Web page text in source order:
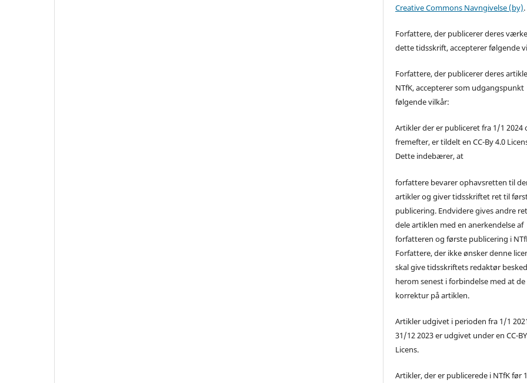
Creative Commons Navngivelse (by).
Forfattere, der publicerer deres
dette tidsskrift, accepterer følgende
Forfattere, der publicerer deres
NTfK, accepterer som udgangspunkt
følgende vilkår:
Artikler der er publiceret fra 1/1 2024
fremefter, er tildelt en CC-By 4.0
Dette indebærer, at
forfattere bevarer ophavsretten til
artikler og giver tidsskriftet ret til
publicering. Endvidere gives andre
dele artiklen med en anerkendelse af
forfatteren og første publicering i
Forfattere, der ikke ønsker denne
skal give tidsskriftets redaktør besked
herom senest i forbindelse med at
korrektur på artiklen.
Artikler udgivet i perioden fra 1/1
31/12 2023 er udgivet under en CC-
Licens.
Artikler, der er publicerede i NTfK før